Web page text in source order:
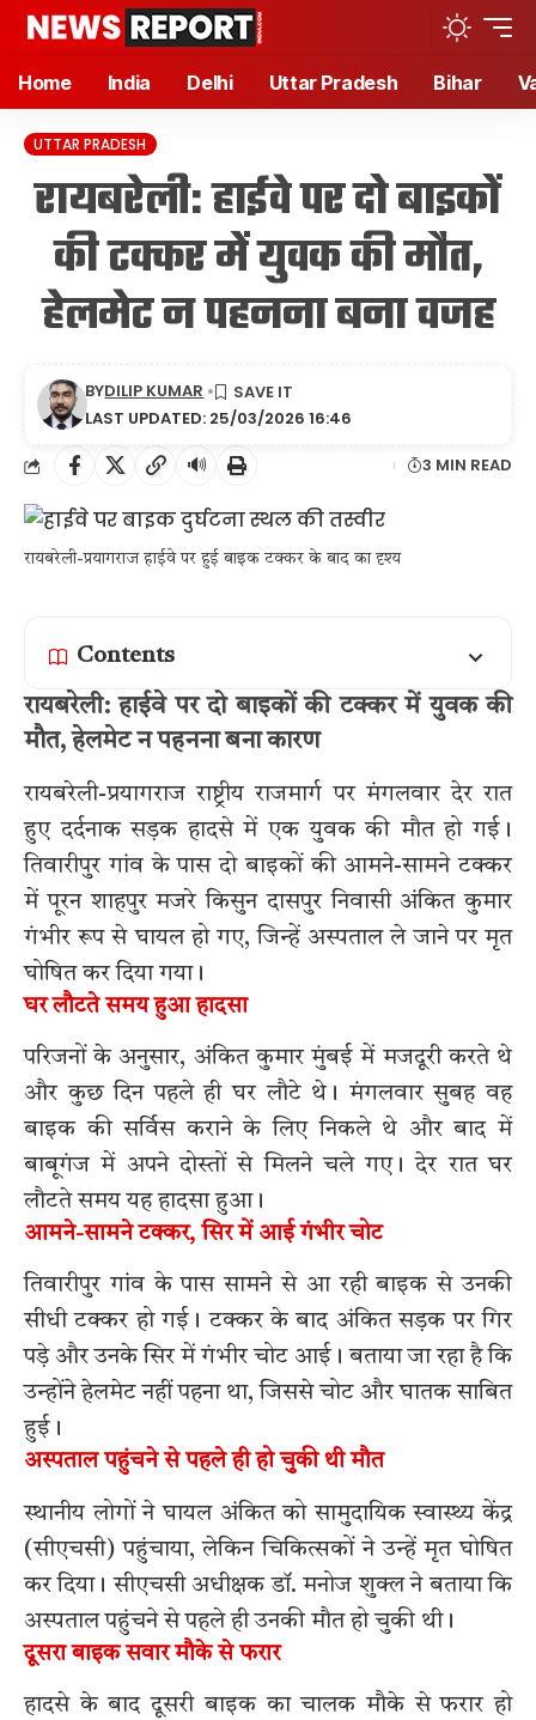
Home India Delhi Uttar Pradesh Bihar
UTTAR PRADESH
रायबरेली: हाईवे पर दो बाइकों
की टक्कर में युवक की मौत,
हेलमेट न पहनना बना वजह
LAST UPDATED: 25/03/2026 16:46
BYDILIP KUMAR
🔊 3 MIN READ
रायबरेली-प्रयागराज हाईवे पर हुई बाइक टक्कर के बाद का दृश्य
Contents
रायबरेली: हाईवे पर दो बाइकों की टक्कर में युवक की
मौत, हेलमेट न पहनना बना कारण
रायबरेली-प्रयागराज राष्ट्रीय राजमार्ग पर मंगलवार देर रात
हुए दर्दनाक सड़क हादसे में एक युवक की मौत हो गई।
तिवारीपुर गांव के पास दो बाइकों की आमने-सामने टक्कर
में पूरन शाहपुर मजरे किसुन दासपुर निवासी अंकित कुमार
गंभीर रूप से घायल हो गए, जिन्हें अस्पताल ले जाने पर मृत
घोषित कर दिया गया।
घर लौटते समय हुआ हादसा
परिजनों के अनुसार, अंकित कुमार मुंबई में मजदूरी करते थे
और कुछ दिन पहले ही घर लौटे थे। मंगलवार सुबह वह
बाइक की सर्विस कराने के लिए निकले थे और बाद में
बाबूगंज में अपने दोस्तों से मिलने चले गए। देर रात घर
लौटते समय यह हादसा हुआ।
आमने-सामने टक्कर, सिर में आई गंभीर चोट
तिवारीपुर गांव के पास सामने से आ रही बाइक से उनकी
सीधी टक्कर हो गई। टक्कर के बाद अंकित सड़क पर गिर
पड़े और उनके सिर में गंभीर चोट आई। बताया जा रहा है कि
उन्होंने हेलमेट नहीं पहना था, जिससे चोट और घातक साबित
हुई।
अस्पताल पहुंचने से पहले ही हो चुकी थी मौत
स्थानीय लोगों ने घायल अंकित को सामुदायिक स्वास्थ्य केंद्र
(सीएचसी) पहुंचाया, लेकिन चिकित्सकों ने उन्हें मृत घोषित
कर दिया। सीएचसी अधीक्षक डॉ. मनोज शुक्ल ने बताया कि
अस्पताल पहुंचने से पहले ही उनकी मौत हो चुकी थी।
दूसरा बाइक सवार मौके से फरार
हादसे के बाद दूसरी बाइक का चालक मौके से फरार हो